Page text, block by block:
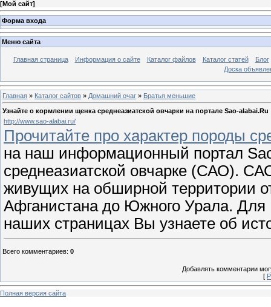
[Мой сайт]
Форма входа
Меню сайта
Главная страница Информация о сайте Каталог файлов Каталог статей
Блог
Доска
Главная » Каталог сайтов » Домашний очаг » Братья меньшие
Узнайте о кормлении щенка среднеазиатской овчарки на портале Sao-alabai.Ru
http://www.sao-alabai.ru/
Прочитайте про характер породы
на наш информационный портал
среднеазиатской овчарке (САО).
живущих на обширной территории
Афганистана до Южного Урала.
наших страницах Вы узнаете об
Всего комментариев: 0
Добавлять комментарии
[
Полная версия сайта